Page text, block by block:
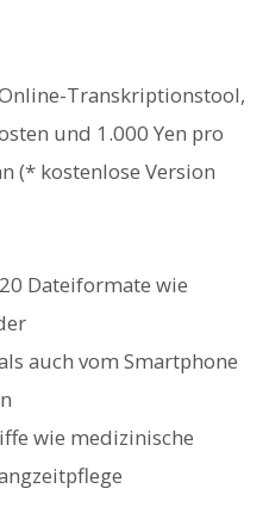
Transkriptionstool,
und 1.000 Yen pro
(* kostenlose Version
Dateiformate wie
auch vom Smartphone
wie medizinische